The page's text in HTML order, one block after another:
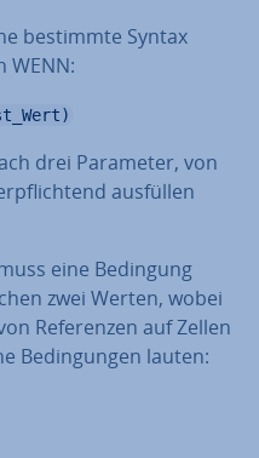
bestimmte Syntax
WENN:
drei Parameter, von
ausfüllen
eine Bedingung
zwei Werten, wobei
Re­fe­ren­zen auf Zellen
Be­din­gun­gen lauten: